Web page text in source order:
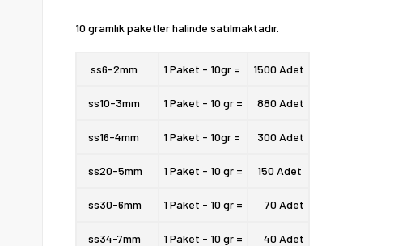
10 gramlık paketler halinde satılmaktadır.
ss6-2mm 1 Paket - 10gr = 1500 Adet
ss10-3mm 1 Paket - 10 gr = 880 Adet
ss16-4mm 1 Paket - 10gr = 300 Adet
ss20-5mm 1 Paket - 10 gr = 150 Adet
ss30-6mm 1 Paket - 10 gr = 70 Adet
ss34-7mm 1 Paket - 10 gr = 40 Adet